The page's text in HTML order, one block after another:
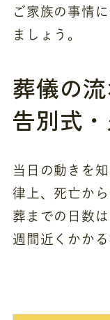
ご家族の事情
ましょう。
葬儀の
告別式
当日の動きを
律上、死亡か
葬までの日数
週間近くかか